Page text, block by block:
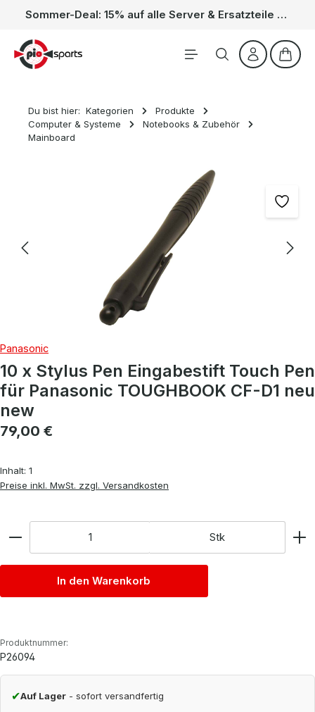
Zum Hauptinhalt springen Sommer-Deal: 15% auf alle Server & Ersatzteile – Kein Code nötig, der Rabatt wird automatisch im Warenkorb abgezogen. Gültig vom 01.06. bis 31.08.
Du bist hier: Kategorien
Produkte
Computer & Systeme
Notebooks & Zubehör
Mainboard
Panasonic
10 x Stylus Pen Eingabestift Touch Pen
für Panasonic TOUGHBOOK CF-D1 neu
new
Regulärer Preis:
79,00 €
Inhalt: 1
Preise inkl. MwSt. zzgl. Versandkosten
Stk
In den Warenkorb
Produktnummer:
P26094
✔Auf Lager - sofort versandfertig